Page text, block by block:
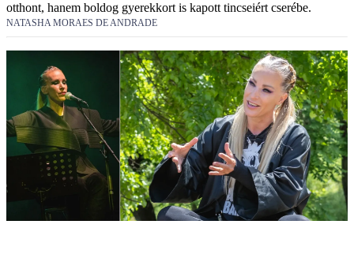
otthont, hanem boldog gyerekkort is kapott tincseiért cserébe.
NATASHA MORAES DE ANDRADE